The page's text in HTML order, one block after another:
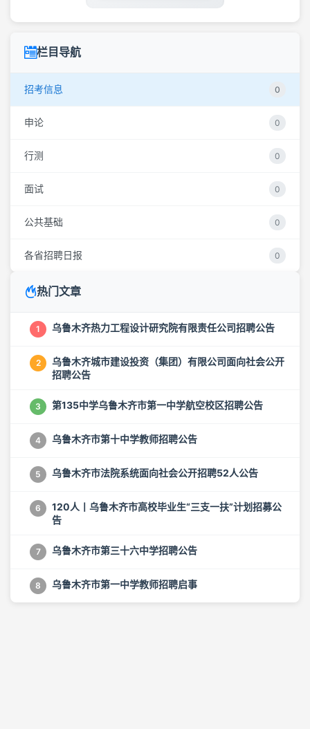
栏目导航
招考信息 0
申论 0
行测 0
面试 0
公共基础 0
各省招聘日报 0
热门文章
1 乌鲁木齐热力工程设计研究院有限责任公司招聘公告
2
乌鲁木齐城市建设投资（集团）有限公司面向社会公开
招聘公告
3 第135中学乌鲁木齐市第一中学航空校区招聘公告
4 乌鲁木齐市第十中学教师招聘公告
5 乌鲁木齐市法院系统面向社会公开招聘52人公告
6
120人丨乌鲁木齐市高校毕业生“三支一扶”计划招募公
告
7 乌鲁木齐市第三十六中学招聘公告
8 乌鲁木齐市第一中学教师招聘启事